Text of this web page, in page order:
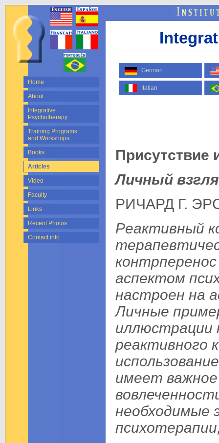
Home
About...
Integrative
Psychotherapy
Training Programs
and Workshops
Books
Articles
Video
Faculty
Links
Recent Photos
Contact info
German
Italian
Присутствие
Личный
РИЧАРД Г.
Реактивный
аспектом
настроен на
Личные
иллюстрации
реактивного
имеет важное
необходимые